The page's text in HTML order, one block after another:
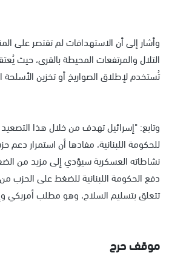
وأشار إلى أن الاستهدافات لم تقتصر على
التلال والمرتفعات المحيطة بالقرى، حيث
تُستخدم لإطلاق الصواريخ أو تخزين الأسلحة
وتابع: "إسرائيل تهدف من خلال هذا
للحكومة اللبنانية، مفادها أن استمرار دعم
نشاطاته العسكرية سيؤدي إلى مزيد من
دفع الحكومة اللبنانية للضغط على الحزب
تتعلق بتسليم السلاح، وهو مطلب أمريكي
موقف حرج